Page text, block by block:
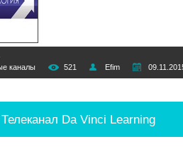
каналы 521 Efim
Телеканал Da Vinci Learning